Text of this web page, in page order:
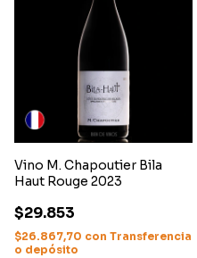
Vino M. Chapoutier Bila
Haut Rouge 2023
$29.853
$26.867,70 con Transferencia
o depósito